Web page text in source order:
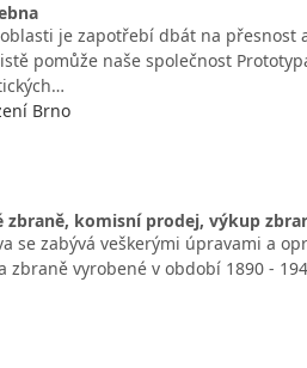
je zapotřebí dbát na přesnost
pomůže naše společnost
Brno
komisní prodej, výkup
se zabývá veškerými úpravami a
vyrobené v období 1890 -